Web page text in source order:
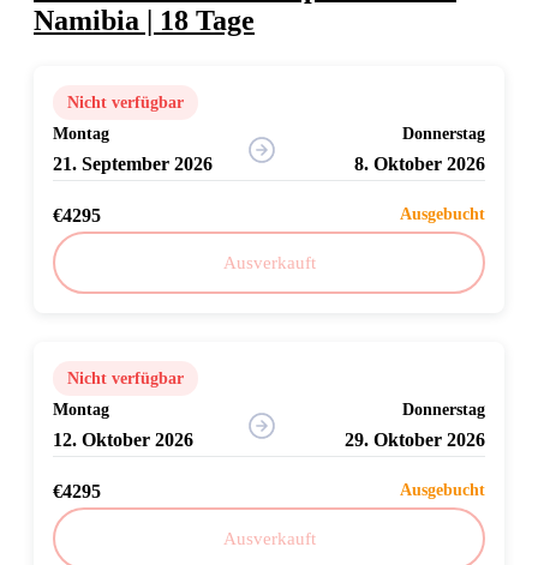
Namibia | 18 Tage
Nicht verfügbar
Montag
21. September 2026
Donnerstag
8. Oktober 2026
€4295 Ausgebucht
Ausverkauft
Nicht verfügbar
Montag
12. Oktober 2026
Donnerstag
29. Oktober 2026
€4295 Ausgebucht
Ausverkauft